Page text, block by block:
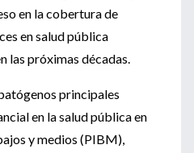
en la cobertura de
en salud pública
las próximas décadas.
principales
en la salud pública en
y medios (PIBM),